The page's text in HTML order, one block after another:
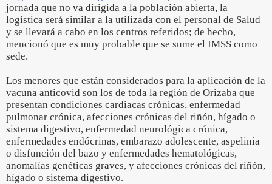
jornada que no va dirigida a la población abierta, la
logística será similar a la utilizada con el personal de Salud
y se llevará a cabo en los centros referidos; de hecho,
mencionó que es muy probable que se sume el IMSS como
sede.
Los menores que están considerados para la aplicación de la
vacuna anticovid son los de toda la región de Orizaba que
presentan condiciones cardiacas crónicas, enfermedad
pulmonar crónica, afecciones crónicas del riñón, hígado o
sistema digestivo, enfermedad neurológica crónica,
enfermedades endócrinas, embarazo adolescente, aspelinia
o disfunción del bazo y enfermedades hematológicas,
anomalías genéticas graves, y afecciones crónicas del riñón,
hígado o sistema digestivo.